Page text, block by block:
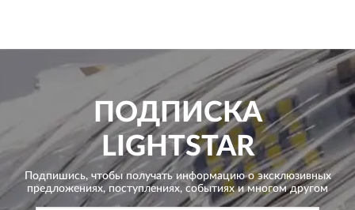
ПОДПИСКА
LIGHTSTAR
Подпишись, чтобы получать информацию о эксклюзивных
предложениях, поступлениях, событиях и многом другом